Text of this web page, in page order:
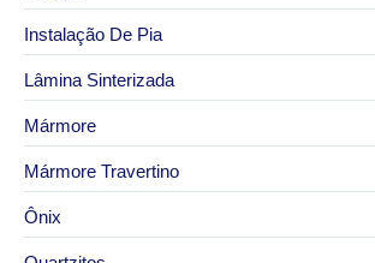
Instalação De Pia
Lâmina Sinterizada
Mármore
Mármore Travertino
Ônix